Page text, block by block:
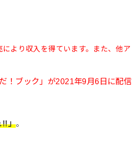
より収入を得ています。また、他ア
！ブック」が2021年9月6日に配信
!!」。